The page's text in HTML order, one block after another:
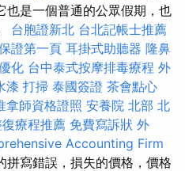
也是一個普通的公眾假期，也
台胞證新北 台北記帳士推薦
證第一頁 耳掛式助聽器 隆鼻
化 台中泰式按摩排毒療程 外
漆 打掃 泰國簽證 茶會點心
拿師資格證照 安養院 北部 北
療程推薦 免費寫訴狀 外
Accounting Firm
拼寫錯誤，損失的價格，價格